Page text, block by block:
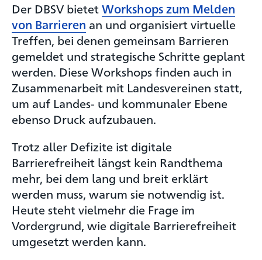
Der DBSV bietetWorkshops zum Melden
von Barrieren an und organisiert virtuelle
Treffen, bei denen gemeinsam Barrieren
gemeldet und strategische Schritte geplant
werden. Diese Workshops finden auch in
Zusammenarbeit mit Landesvereinen statt,
um auf Landes- und kommunaler Ebene
ebenso Druck aufzubauen.
Trotz aller Defizite ist digitale
Barrierefreiheit längst kein Randthema
mehr, bei dem lang und breit erklärt
werden muss, warum sie notwendig ist.
Heute steht vielmehr die Frage im
Vordergrund, wie digitale Barrierefreiheit
umgesetzt werden kann.